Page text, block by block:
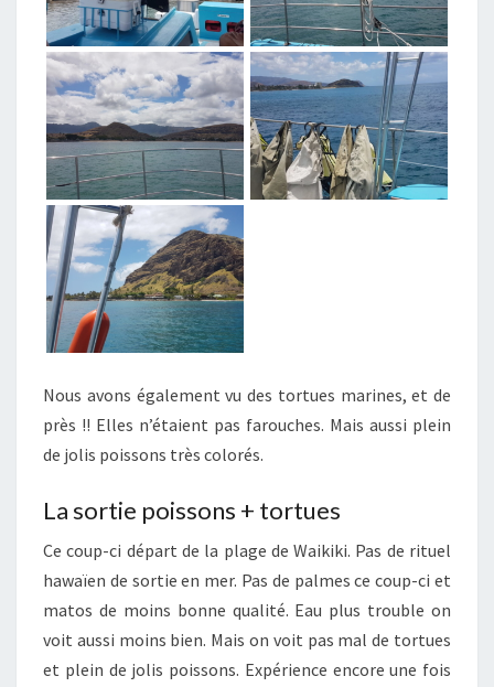
Nous avons également vu des tortues marines, et de
près !! Elles n’étaient pas farouches. Mais aussi plein
de jolis poissons très colorés.
La sortie poissons + tortues
Ce coup-ci départ de la plage de Waikiki. Pas de rituel
hawaïen de sortie en mer. Pas de palmes ce coup-ci et
matos de moins bonne qualité. Eau plus trouble on
voit aussi moins bien. Mais on voit pas mal de tortues
et plein de jolis poissons. Expérience encore une fois